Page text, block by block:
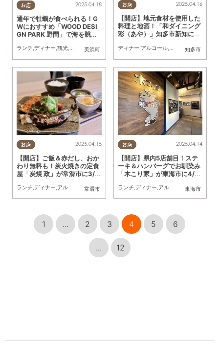
お店
美浜町
2025.04.18
通年で牡蠣が食べられる！G
Wにおすすめ「WOOD DESI
GN PARK 野間」で海を眺め
ランチ,ディナー,観光,アウトドア,行ってみたレポ,おひとりさま,友人
お店
知多市
2025.04.16
【開店】地元食材を使用した
料理と地酒！「和ダイニング
彩（あや）」知多市新知に4/
3(木)オープン
ディナー アルコール, まちネタ
お店
常滑市
2025.04.15
【開店】ご飯＆赤だし、おか
わり無料も！炭火焼きの定食
屋「炭焼 政」が常滑市に3/5
ランチ,ディナー,アルコール ,開店,観光
お店
東海市
2025.04.14
【開店】県内5店舗目！ステ
ーキ＆ハンバーグでお馴染み
「木こり家」が東海市に4/14
ランチ,ディナー,アルコール ,開店,夫婦
1 ... 2 3 4 5 6
... 12